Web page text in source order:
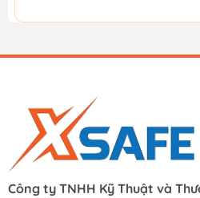
Công ty TNHH Kỹ Thuật và